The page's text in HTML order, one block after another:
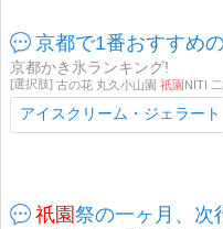
京都で1番おすすめ
京都かき氷ランキング!
古の花 丸久小山園 祇園NITI 二條若狭屋 野次
アイスクリーム・ジェラート
祇園祭の一ヶ月、次